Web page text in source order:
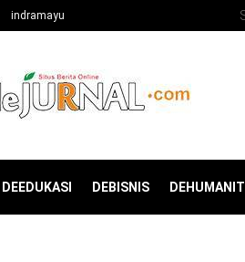
indramayu
DEEDUKASI DEBISNIS DEHUMANITI